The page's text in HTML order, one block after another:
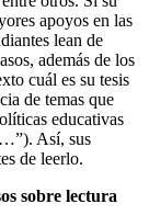
apoyos en las
lean de
además de los
cuál es su tesis
de temas que
educativas
Así, sus
de leerlo.
sobre lectura